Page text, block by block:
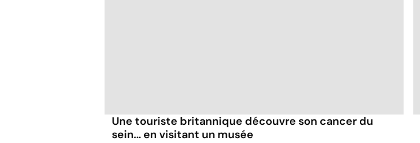
Une touriste britannique découvre son cancer du
sein... en visitant un musée